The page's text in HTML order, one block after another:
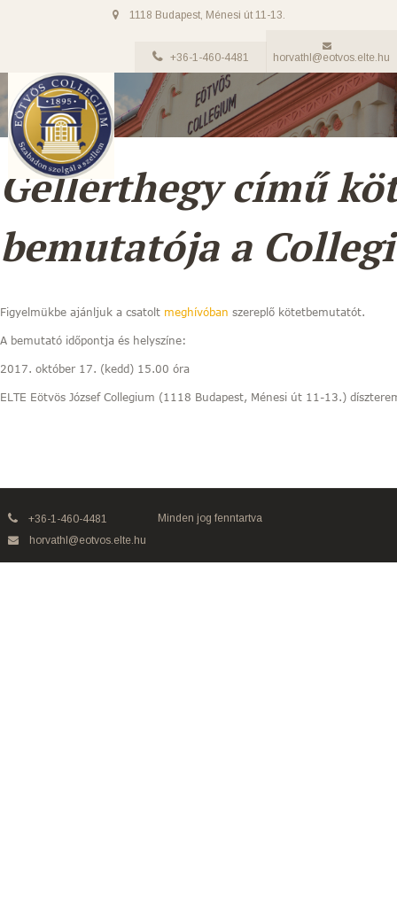
1118 Budapest, Ménesi út 11-13.
+36-1-460-4481 horvathl@eotvos.elte.hu
Gellérthegy című
bemutatója a
Figyelmükbe ajánljuk a csatolt meghívóban szereplő kötetbemutatót.
A bemutató időpontja és helyszíne:
2017. október 17. (kedd) 15.00 óra
ELTE Eötvös József Collegium (1118 Budapest, Ménesi út 11-13.)
+36-1-460-4481
horvathl@eotvos.elte.hu
Minden jog fenntartva